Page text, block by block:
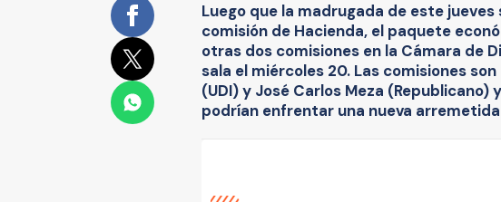
Luego que la madrugada de este
comisión de Hacienda, el paquete
otras dos comisiones en la Cámara de
sala el miércoles 20. Las comisiones
(UDI) y José Carlos Meza
podrían enfrentar una nueva